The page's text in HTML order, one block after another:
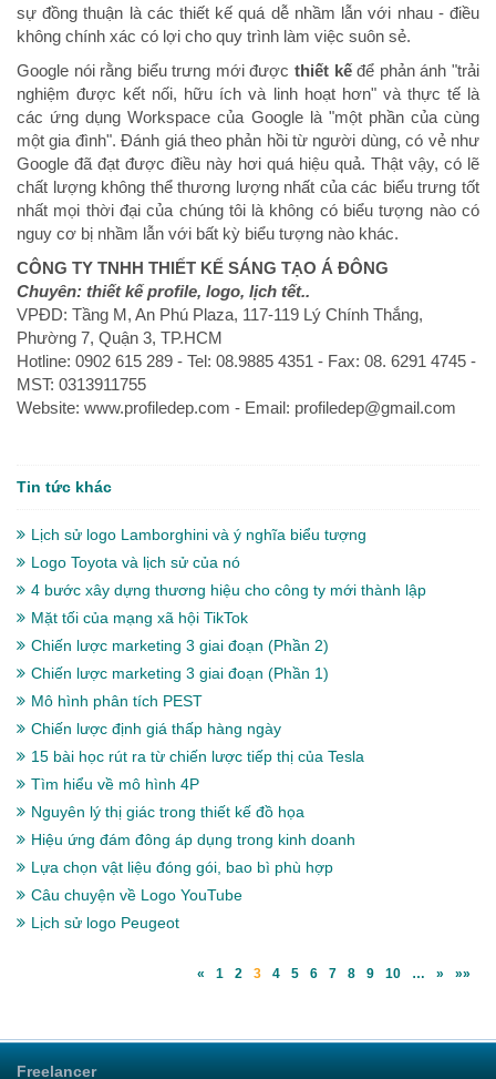
sự đồng thuận là các thiết kế quá dễ nhầm lẫn với nhau - điều
không chính xác có lợi cho quy trình làm việc suôn sẻ.
Google nói rằng biểu trưng mới đượcthiết kếđể phản ánh "trải
nghiệm được kết nối, hữu ích và linh hoạt hơn" và thực tế là
các ứng dụng Workspace của Google là "một phần của cùng
một gia đình". Đánh giá theo phản hồi từ người dùng, có vẻ như
Google đã đạt được điều này hơi quá hiệu quả. Thật vậy, có lẽ
chất lượng không thể thương lượng nhất của các biểu trưng tốt
nhất mọi thời đại của chúng tôi là không có biểu tượng nào có
nguy cơ bị nhầm lẫn với bất kỳ biểu tượng nào khác.
CÔNG TY TNHH THIẾT KẾ SÁNG TẠO Á ĐÔNG
Chuyên: thiết kế profile, logo, lịch tết..
VPÐD: Tầng M, An Phú Plaza, 117-119 Lý Chính Thắng,
Phường 7, Quận 3, TP.HCM
Hotline: 0902 615 289 - Tel: 08.9885 4351 - Fax: 08. 6291 4745 -
MST: 0313911755
Website: www.profiledep.com - Email: profiledep@gmail.com
Tin tức khác
Lịch sử logo Lamborghini và ý nghĩa biểu tượng
Logo Toyota và lịch sử của nó
4 bước xây dựng thương hiệu cho công ty mới thành lập
Mặt tối của mạng xã hội TikTok
Chiến lược marketing 3 giai đoạn (Phần 2)
Chiến lược marketing 3 giai đoạn (Phần 1)
Mô hình phân tích PEST
Chiến lược định giá thấp hàng ngày
15 bài học rút ra từ chiến lược tiếp thị của Tesla
Tìm hiểu về mô hình 4P
Nguyên lý thị giác trong thiết kế đồ họa
Hiệu ứng đám đông áp dụng trong kinh doanh
Lựa chọn vật liệu đóng gói, bao bì phù hợp
Câu chuyện về Logo YouTube
Lịch sử logo Peugeot
« 1 2 3 4 5 6 7 8 9 10 … » »»
Freelancer